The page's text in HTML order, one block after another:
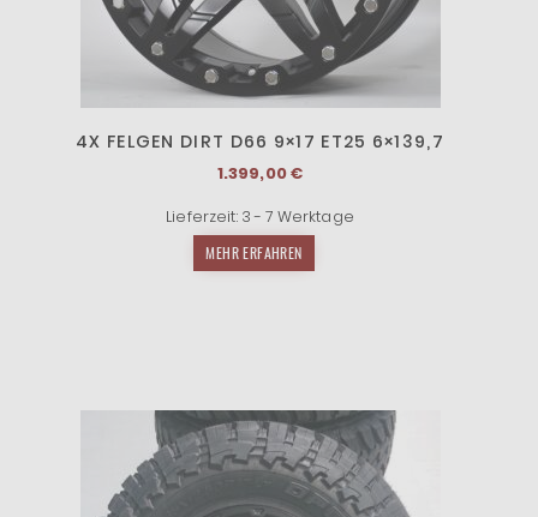
4X FELGEN DIRT D66 9×17 ET25 6×139,7
1.399,00€
Lieferzeit: 3 - 7 Werktage
MEHR ERFAHREN